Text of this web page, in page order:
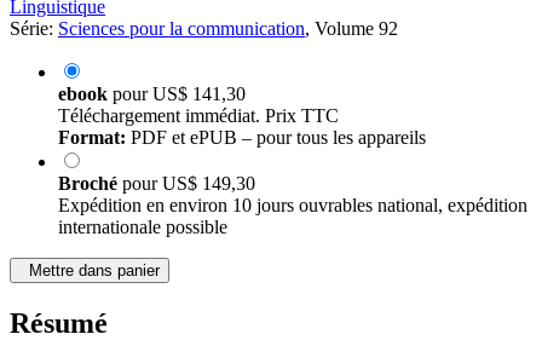
Linguistique
Série: Sciences pour la communication, Volume 92
ebook pourUS$ 141,30
Téléchargement immédiat. Prix TTC
Format: PDF et ePUB – pour tous les appareils
Broché pourUS$ 149,30
Expédition en environ 10 jours ouvrables national, expédition
internationale possible
Mettre dans panier
Résumé